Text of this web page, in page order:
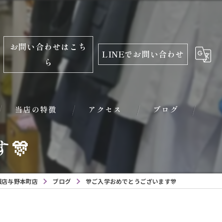
お問い合わせはこち
ら
LINEでお問い合わせ
当店の特徴
振袖
学生服
アクセス ブログ
🎊
与野本町店 ブログ 🎊ご入学おめでとうございます🎊